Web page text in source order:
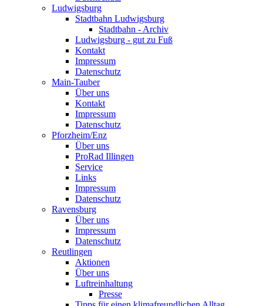
Ludwigsburg
Stadtbahn Ludwigsburg
Stadtbahn - Archiv
Ludwigsburg - gut zu Fuß
Kontakt
Impressum
Datenschutz
Main-Tauber
Über uns
Kontakt
Impressum
Datenschutz
Pforzheim/Enz
Über uns
ProRad Illingen
Service
Links
Impressum
Datenschutz
Ravensburg
Über uns
Impressum
Datenschutz
Reutlingen
Aktionen
Über uns
Luftreinhaltung
Presse